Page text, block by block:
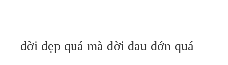
đời đẹp quá mà đời đau đớn quá